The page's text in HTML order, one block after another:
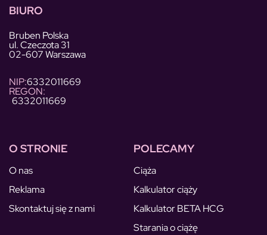
BIURO
Bruben Polska
ul. Czeczota 31
02-607 Warszawa
NIP:6332011669
REGON:
6332011669
O STRONIE
O nas
Reklama
Skontaktuj się z nami
POLECAMY
Ciąża
Kalkulator ciąży
Kalkulator BETA HCG
Starania o ciążę